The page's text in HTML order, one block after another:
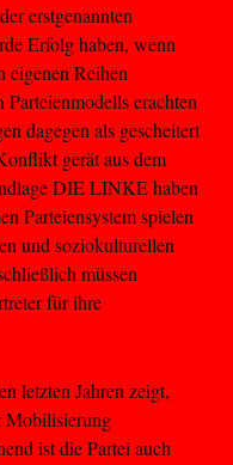
erstgenannten
Erfolg haben, wenn
eigenen Reihen
erachten
dagegen als gescheitert
gerät aus dem
DIE LINKE haben
Parteiensystem spielen
und soziokulturellen
müssen
für ihre
letzten Jahren zeigt,
ist die Partei auch